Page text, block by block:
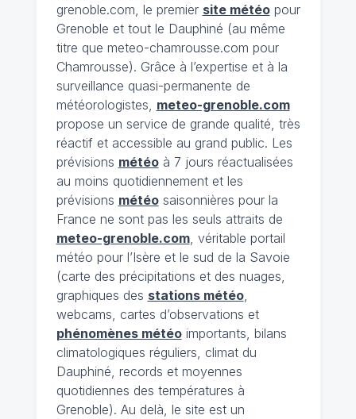
grenoble.com, le premier site météopour
Grenoble et tout le Dauphiné (au même
titre que meteo-chamrousse.com pour
Chamrousse). Grâce à l’expertise et à la
surveillance quasi-permanente de
météorologistes, meteo-grenoble.com
propose un service de grande qualité, très
réactif et accessible au grand public. Les
prévisions météoà 7 jours réactualisées
au moins quotidiennement et les
prévisions météosaisonnières pour la
France ne sont pas les seuls attraits de
meteo-grenoble.com, véritable portail
météo pour l’Isère et le sud de la Savoie
(carte des précipitations et des nuages,
graphiques des stations météo,
webcams, cartes d’observations et
phénomènes météoimportants, bilans
climatologiques réguliers, climat du
Dauphiné, records et moyennes
quotidiennes des températures à
Grenoble). Au delà, le site est un